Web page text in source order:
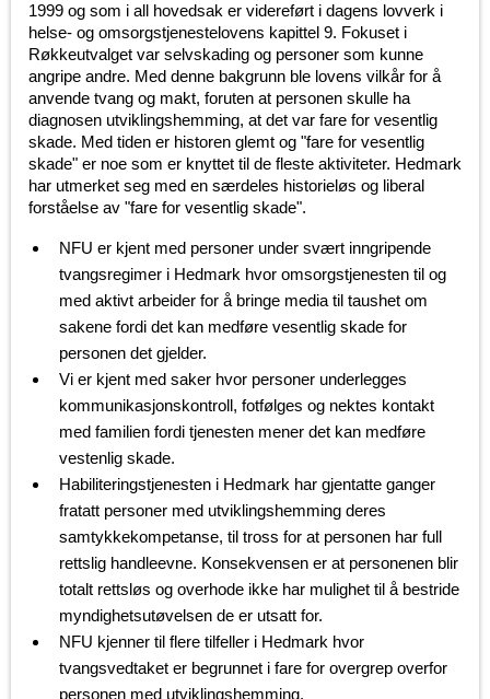
1999 og som i all hovedsak er videreført i dagens lovverk i
helse- og omsorgstjenestelovens kapittel 9. Fokuset i
Røkkeutvalget var selvskading og personer som kunne
angripe andre. Med denne bakgrunn ble lovens vilkår for å
anvende tvang og makt, foruten at personen skulle ha
diagnosen utviklingshemming, at det var fare for vesentlig
skade. Med tiden er historen glemt og "fare for vesentlig
skade" er noe som er knyttet til de fleste aktiviteter. Hedmark
har utmerket seg med en særdeles historieløs og liberal
forståelse av "fare for vesentlig skade".
NFU er kjent med personer under svært inngripende
tvangsregimer i Hedmark hvor omsorgstjenesten til og
med aktivt arbeider for å bringe media til taushet om
sakene fordi det kan medføre vesentlig skade for
personen det gjelder.
Vi er kjent med saker hvor personer underlegges
kommunikasjonskontroll, fotfølges og nektes kontakt
med familien fordi tjenesten mener det kan medføre
vestenlig skade.
Habiliteringstjenesten i Hedmark har gjentatte ganger
fratatt personer med utviklingshemming deres
samtykkekompetanse, til tross for at personen har full
rettslig handleevne. Konsekvensen er at personenen blir
totalt rettsløs og overhode ikke har mulighet til å bestride
myndighetsutøvelsen de er utsatt for.
NFU kjenner til flere tilfeller i Hedmark hvor
tvangsvedtaket er begrunnet i fare for overgrep overfor
personen med utviklingshemming.